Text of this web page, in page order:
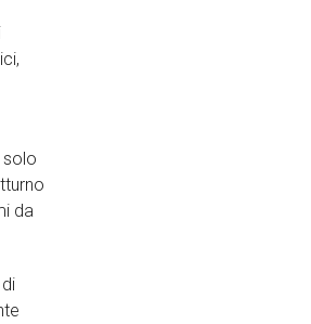
solo
da